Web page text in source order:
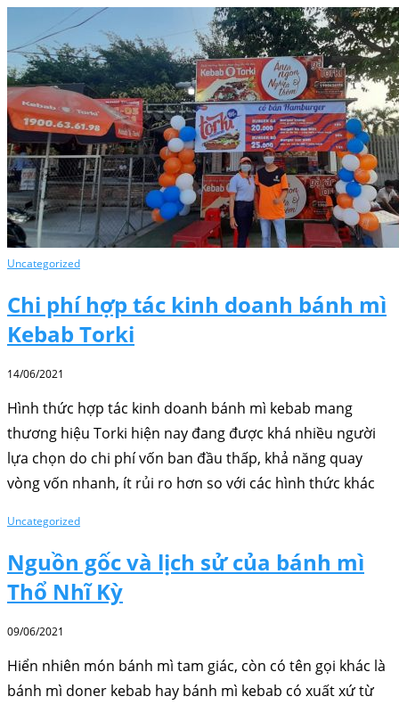
Uncategorized
Chi phí hợp tác kinh doanh bánh mì
Kebab Torki
14/06/2021
Hình thức hợp tác kinh doanh bánh mì kebab mang
thương hiệu Torki hiện nay đang được khá nhiều người
lựa chọn do chi phí vốn ban đầu thấp, khả năng quay
vòng vốn nhanh, ít rủi ro hơn so với các hình thức khác
Uncategorized
Nguồn gốc và lịch sử của bánh mì
Thổ Nhĩ Kỳ
09/06/2021
Hiển nhiên món bánh mì tam giác, còn có tên gọi khác là
bánh mì doner kebab hay bánh mì kebab có xuất xứ từ